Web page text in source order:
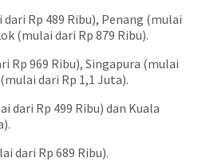
Rp 489 Ribu), Penang (mulai
(mulai dari Rp 879 Ribu).
Rp 969 Ribu), Singapura (mulai
dari Rp 1,1 Juta).
dari Rp 499 Ribu) dan Kuala
dari Rp 689 Ribu).